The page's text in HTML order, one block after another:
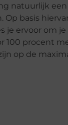
natuurlijk
Op basis
je ervoor om
100 procent
op de